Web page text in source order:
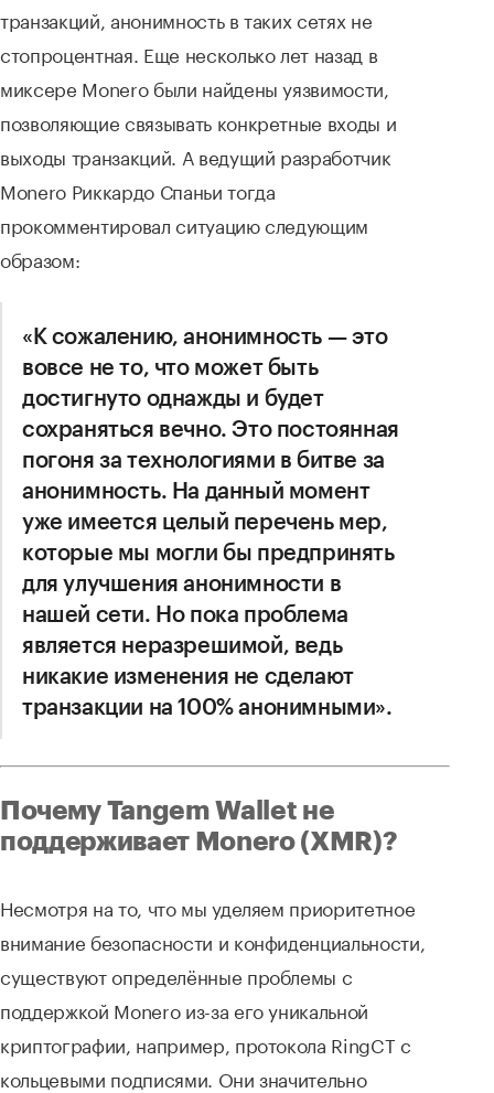
транзакций, анонимность в таких сетях не
стопроцентная. Еще несколько лет назад в
миксере Monero были найдены уязвимости,
позволяющие связывать конкретные входы и
выходы транзакций. А ведущий разработчик
Monero Риккардо Спаньи тогда
прокомментировал ситуацию следующим
образом:
«К сожалению, анонимность — это
вовсе не то, что может быть
достигнуто однажды и будет
сохраняться вечно. Это постоянная
погоня за технологиями в битве за
анонимность. На данный момент
уже имеется целый перечень мер,
которые мы могли бы предпринять
для улучшения анонимности в
нашей сети. Но пока проблема
является неразрешимой, ведь
никакие изменения не сделают
транзакции на 100% анонимными».
Почему Tangem Wallet не
поддерживает Monero (XMR)?
Несмотря на то, что мы уделяем приоритетное
внимание безопасности и конфиденциальности,
существуют определённые проблемы с
поддержкой Monero из-за его уникальной
криптографии, например, протокола RingCT с
кольцевыми подписями. Они значительно